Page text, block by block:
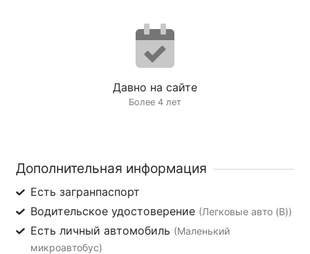
Давно на сайте
Более 4 лет
Дополнительная информация
Есть загранпаспорт
Водительское удостоверение (Легковые авто (B))
Есть личный автомобиль (Маленький
микроавтобус)